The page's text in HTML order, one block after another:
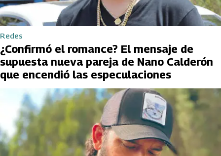
Redes
¿Confirmó el romance? El mensaje de
supuesta nueva pareja de Nano Calderón
que encendió las especulaciones